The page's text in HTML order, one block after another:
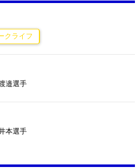
クライフ
邉選手
本選手